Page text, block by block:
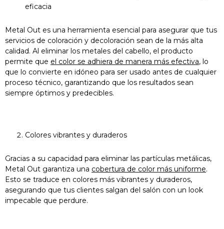
eficacia
Metal Out es una herramienta esencial para asegurar que tus
servicios de coloración y decoloración sean de la más alta
calidad. Al eliminar los metales del cabello, el producto
permite que el color se adhiera de manera más efectiva, lo
que lo convierte en idóneo para ser usado antes de cualquier
proceso técnico, garantizando que los resultados sean
siempre óptimos y predecibles.
Colores vibrantes y duraderos
Gracias a su capacidad para eliminar las partículas metálicas,
Metal Out garantiza una cobertura de color más uniforme.
Esto se traduce en colores más vibrantes y duraderos,
asegurando que tus clientes salgan del salón con un look
impecable que perdure.